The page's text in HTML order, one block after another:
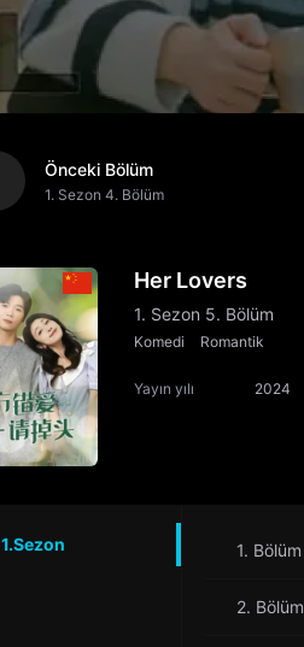
Önceki Bölüm
1. Sezon 4. Bölüm
Her Lovers
1. Sezon 5. Bölüm
Komedi Romantik
Yayın yılı 2024
1.Sezon 1. Bölüm
2. Bölüm